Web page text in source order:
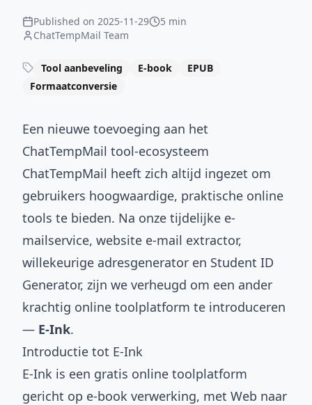
Published on 2025-11-29
5 min
ChatTempMail Team
Tool aanbeveling E-book
EPUB
Formaatconversie
Een nieuwe toevoeging aan het
ChatTempMail tool-ecosysteem
ChatTempMail heeft zich altijd ingezet om
gebruikers hoogwaardige, praktische online
tools te bieden. Na onze tijdelijke e-
mailservice, website e-mail extractor,
willekeurige adresgenerator en Student ID
Generator, zijn we verheugd om een ander
krachtig online toolplatform te introduceren
— E-Ink.
Introductie tot E-Ink
E-Ink is een gratis online toolplatform
gericht op e-book verwerking, met Web naar